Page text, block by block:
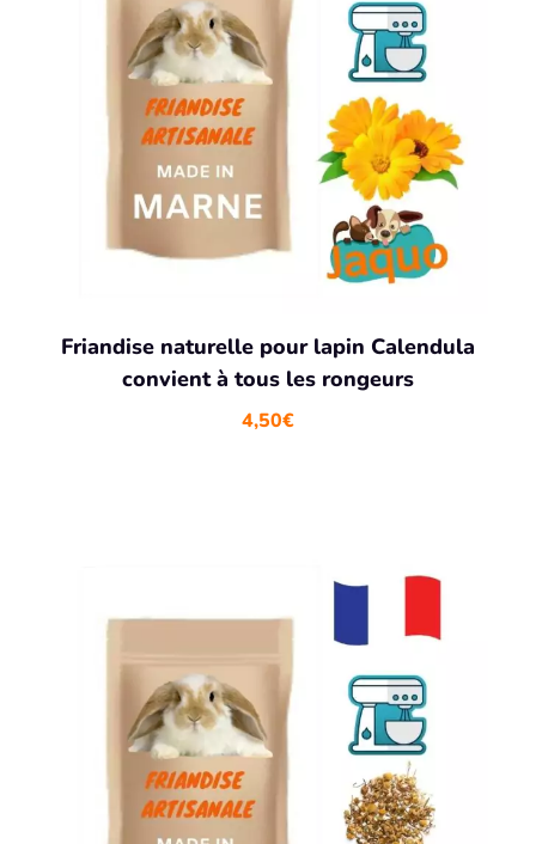
Friandise naturelle pour lapin Calendula
convient à tous les rongeurs
4,50€